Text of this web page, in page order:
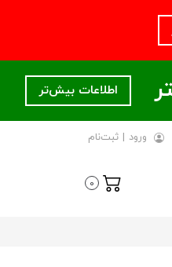
اطلاعات بیش‌تر
ورود | ثبت‌نام
0